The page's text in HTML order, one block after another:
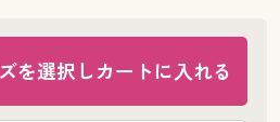
を選択しカートに入れる